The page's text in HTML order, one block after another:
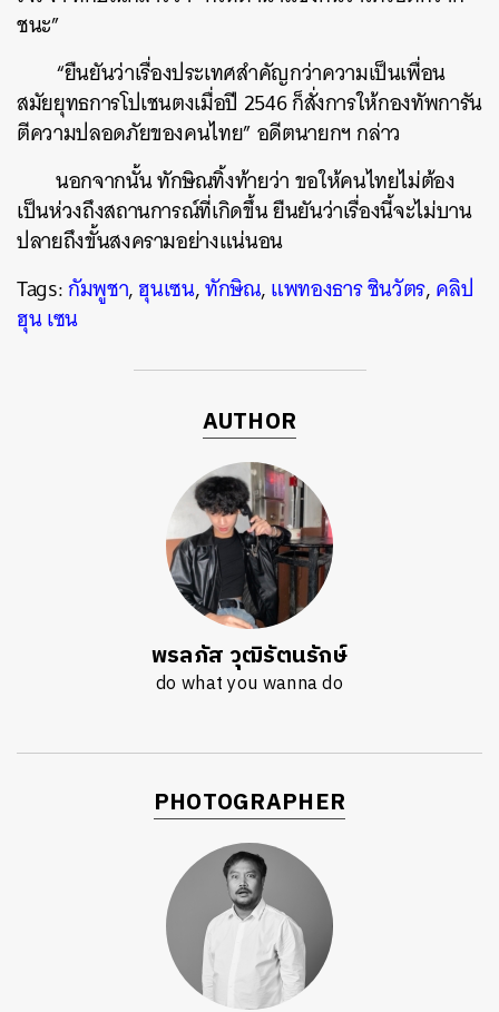
ชนะ”
“ยืนยันว่าเรื่องประเทศสำคัญกว่าความเป็นเพื่อน
สมัยยุทธการโปเชนตงเมื่อปี 2546 ก็สั่งการให้กองทัพการัน
ตีความปลอดภัยของคนไทย” อดีตนายกฯ กล่าว
นอกจากนั้น ทักษิณทิ้งท้ายว่า ขอให้คนไทยไม่ต้อง
เป็นห่วงถึงสถานการณ์ที่เกิดขึ้น ยืนยันว่าเรื่องนี้จะไม่บาน
ปลายถึงขั้นสงครามอย่างแน่นอน
Tags:กัมพูชา,ฮุนเซน,ทักษิณ,แพทองธาร ชินวัตร,คลิป
ฮุน เซน
AUTHOR
พรลภัส วุฒิรัตนรักษ์
do what you wanna do
PHOTOGRAPHER